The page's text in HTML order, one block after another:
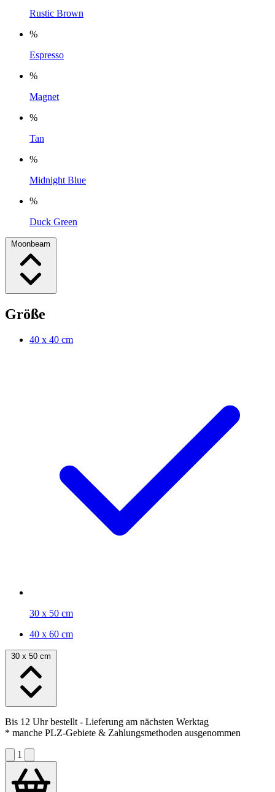
Rustic Brown
%
Espresso
%
Magnet
%
Tan
%
Midnight Blue
%
Duck Green
Moonbeam
Größe
40 x 40 cm
30 x 50 cm
40 x 60 cm
30 x 50 cm
Bis 12 Uhr bestellt- Lieferung am nächsten Werktag
* manche PLZ-Gebiete & Zahlungsmethoden ausgenommen
1